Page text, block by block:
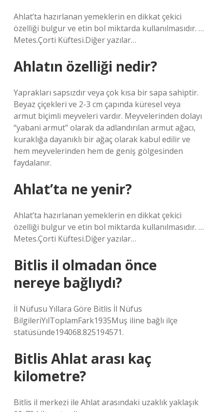
Ahlat’ta hazırlanan yemeklerin en dikkat çekici
özelliği bulgur ve etin bol miktarda kullanılmasıdır. …
Metes.Çorti Küftesi.Diğer yazılar…
Ahlatın özelliği nedir?
Yaprakları sapsızdır veya çok kısa bir sapa sahiptir.
Beyaz çiçekleri ve 2-3 cm çapında küresel veya
armut biçimli meyveleri vardır. Meyvelerinden dolayı
“yabani armut” olarak da adlandırılan armut ağacı,
kuraklığa dayanıklı bir ağaç olarak kabul edilir ve
hem meyvelerinden hem de geniş gölgesinden
faydalanır.
Ahlat’ta ne yenir?
Ahlat’ta hazırlanan yemeklerin en dikkat çekici
özelliği bulgur ve etin bol miktarda kullanılmasıdır. …
Metes.Çorti Küftesi.Diğer yazılar…
Bitlis il olmadan önce
nereye bağlıydı?
İl Nüfusu Yıllara Göre Bitlis İl Nüfus
BilgileriYılToplamFark1935Muş iline bağlı ilçe
statüsünde194068.825194571.
Bitlis Ahlat arası kaç
kilometre?
Bitlis il merkezi ile Ahlat arasındaki uzaklık yaklaşık